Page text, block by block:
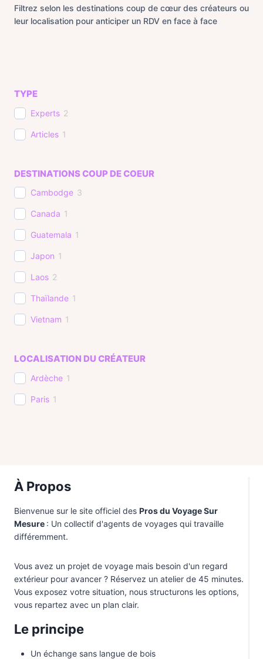
Filtrez selon les destinations coup de cœur des créateurs ou
leur localisation pour anticiper un RDV en face à face
TYPE
Experts 2
Articles 1
DESTINATIONS COUP DE COEUR
Cambodge 3
Canada 1
Guatemala 1
Japon 1
Laos 2
Thaïlande 1
Vietnam 1
LOCALISATION DU CRÉATEUR
Ardèche 1
Paris 1
À Propos
Bienvenue sur le site officiel des Pros du Voyage Sur
Mesure : Un collectif d'agents de voyages qui travaille
différemment.
Vous avez un projet de voyage mais besoin d'un regard
extérieur pour avancer ? Réservez un atelier de 45 minutes.
Vous exposez votre situation, nous structurons les options,
vous repartez avec un plan clair.
Le principe
Un échange sans langue de bois